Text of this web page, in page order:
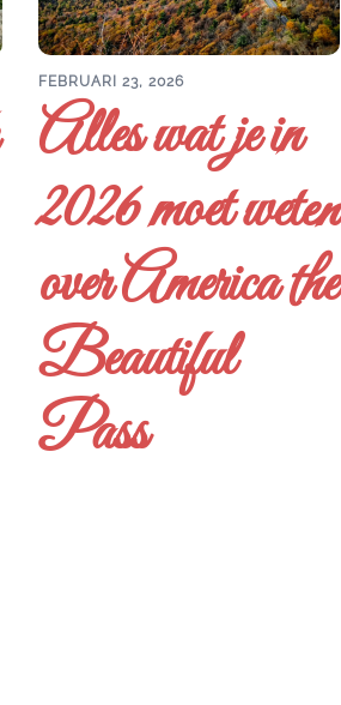
FEBRUARI 23, 2026
Alles wat je in
2026 moet weten
over America the
Beautiful
Pass